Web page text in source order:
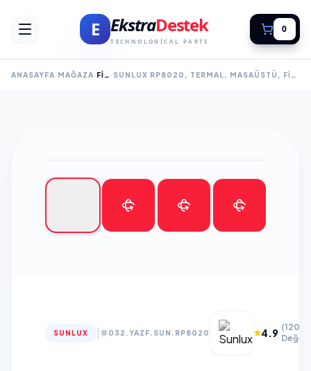
E EkstraDestek
TECHNOLOGICAL PARTS
0
ANASAYFA MAĞAZA FİŞ YAZICI SUNLUX RP8020, TERMAL, MASAÜSTÜ, FIŞ YAZICI, 300MM/S HIZ, 80MM KAĞIT, 203 DPI, OTOMATIK KESICI, ETHERNET, SERI, USB
SUNLUX 032.YAZF.SUN.RP8020 4.9 (120+